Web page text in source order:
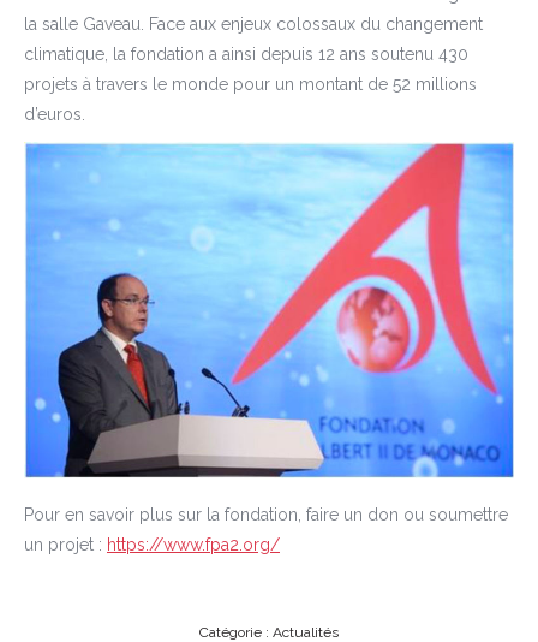
la salle Gaveau. Face aux enjeux colossaux du changement
climatique, la fondation a ainsi depuis 12 ans soutenu 430
projets à travers le monde pour un montant de 52 millions
d’euros.
Pour en savoir plus sur la fondation, faire un don ou soumettre
un projet : https://www.fpa2.org/
Catégorie : Actualités